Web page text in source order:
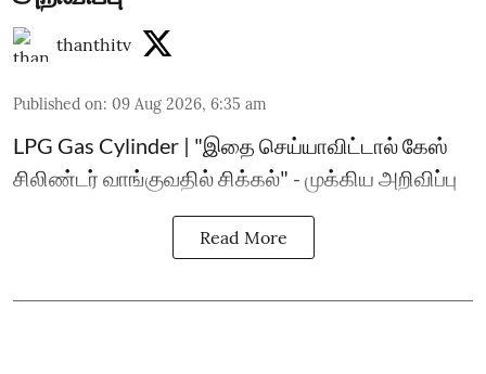
thanthitv
Published on: 09 Aug 2026, 6:35 am
LPG Gas Cylinder | "இதை செய்யாவிட்டால் கேஸ்
சிலிண்டர் வாங்குவதில் சிக்கல்" - முக்கிய அறிவிப்பு
Read More